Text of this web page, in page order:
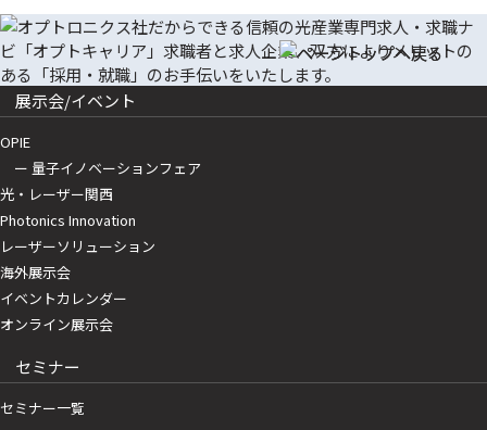
展示会/イベント
OPIE
ー 量子イノベーションフェア
光・レーザー関西
Photonics Innovation
レーザーソリューション
海外展示会
イベントカレンダー
オンライン展示会
セミナー
セミナー一覧